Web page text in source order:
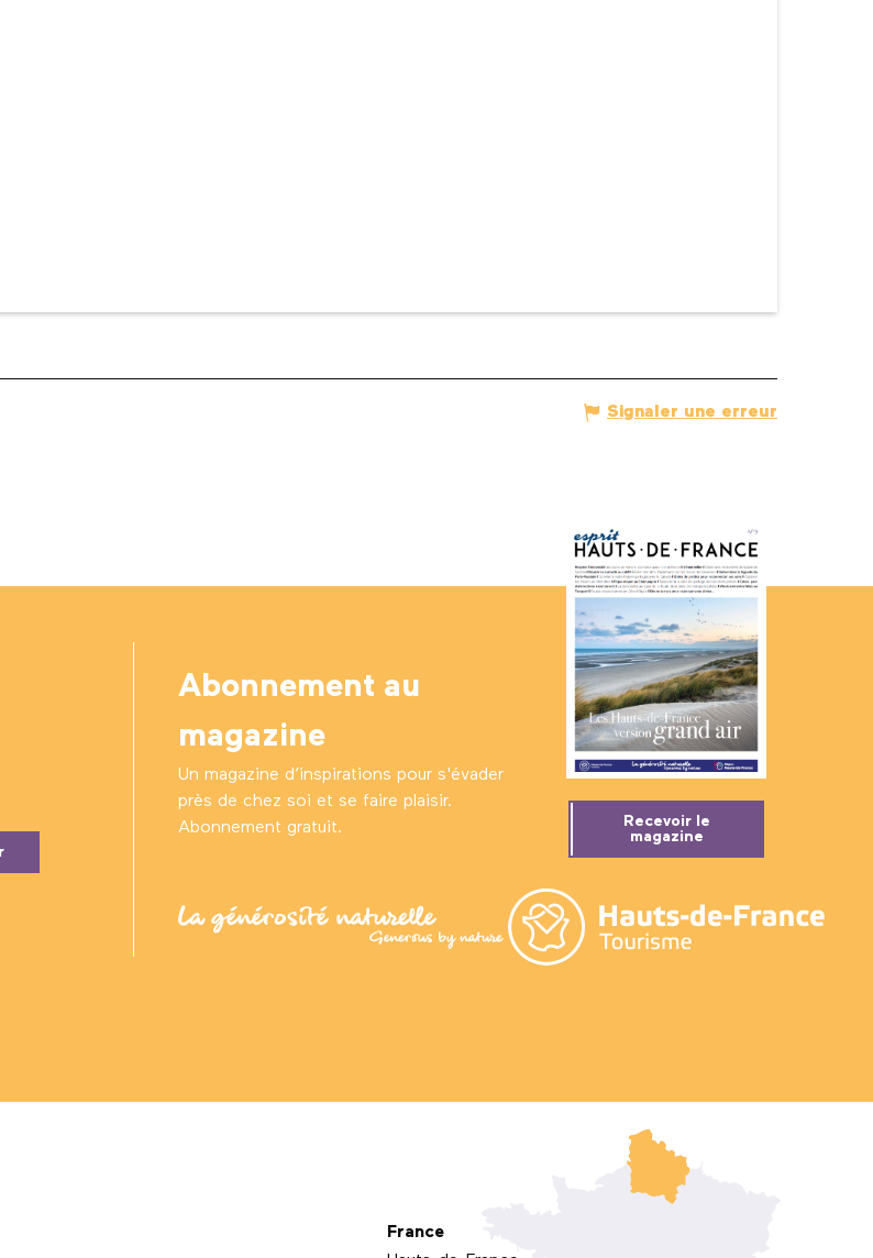
Signaler une erreur
Abonnement au
magazine
Un magazine d’inspirations pour s'évader
près de chez soi et se faire plaisir.
Abonnement gratuit.
Recevoir le
magazine
France